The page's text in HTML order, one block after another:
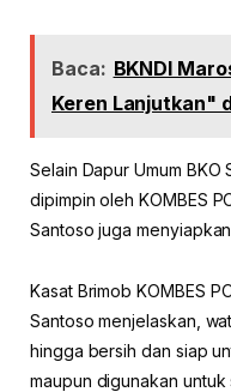
Baca: BKNDI
Keren Lanjutkan"
Selain Dapur Umum
dipimpin oleh KOMBES
Santoso juga
Kasat Brimob KOMBES
Santoso menjelaskan,
hingga bersih dan siap
maupun digunakan